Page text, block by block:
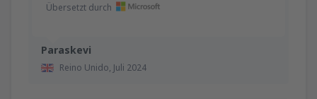
Paraskevi
Reino Unido, Juli 2024
Übersetzt durch